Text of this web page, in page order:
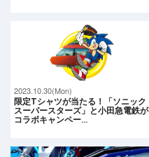
2023.10.30(Mon)
限定Tシャツが当たる！「ソニック
スーパースターズ」と小田急電鉄が
コラボキャンペー…